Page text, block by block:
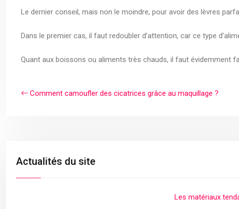
Le dernier conseil, mais non le moindre, pour avoir des lèvres
Dans le premier cas, il faut redoubler d’attention, car ce type
Quant aux boissons ou aliments très chauds, il faut évidemment
Comment camoufler des cicatrices grâce au maquillage ?
Actualités du site
Les matériaux